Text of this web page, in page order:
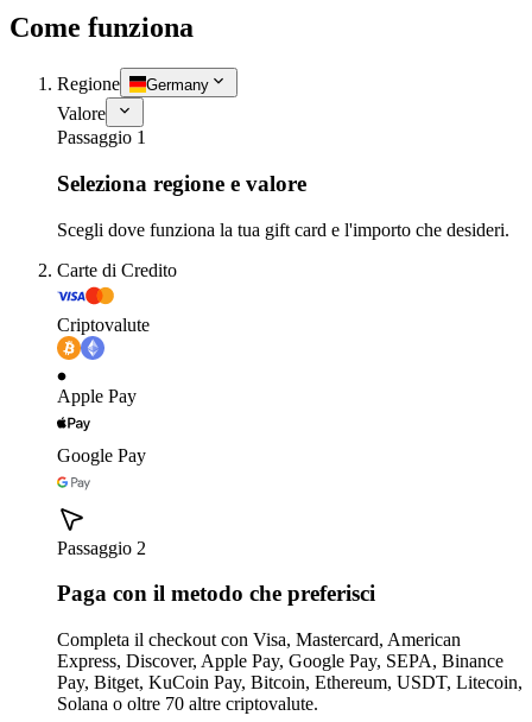
Come funziona
Regione Germany
Valore
Passaggio 1
Seleziona regione e valore
Scegli dove funziona la tua gift card e l'importo che desideri.
Carte di Credito
Criptovalute
Apple Pay
Google Pay
Passaggio 2
Paga con il metodo che preferisci
Completa il checkout con Visa, Mastercard, American
Express, Discover, Apple Pay, Google Pay, SEPA, Binance
Pay, Bitget, KuCoin Pay, Bitcoin, Ethereum, USDT, Litecoin,
Solana o oltre 70 altre criptovalute.